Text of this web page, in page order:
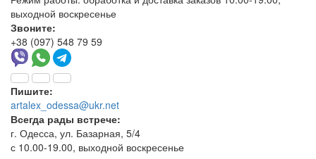
выходной воскресенье
Звоните:
+38 (097) 548 79 59
Пишите:
artalex_odessa@ukr.net
Всегда рады встрече:
г. Одесса, ул. Базарная, 5/4
с 10.00-19.00, выходной воскресенье